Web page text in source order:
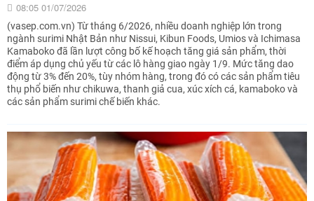
08:05 01/07/2026
(vasep.com.vn) Từ tháng 6/2026, nhiều doanh nghiệp lớn trong
ngành surimi Nhật Bản như Nissui, Kibun Foods, Umios và Ichimasa
Kamaboko đã lần lượt công bố kế hoạch tăng giá sản phẩm, thời
điểm áp dụng chủ yếu từ các lô hàng giao ngày 1/9. Mức tăng dao
động từ 3% đến 20%, tùy nhóm hàng, trong đó có các sản phẩm tiêu
thụ phổ biến như chikuwa, thanh giả cua, xúc xích cá, kamaboko và
các sản phẩm surimi chế biến khác.